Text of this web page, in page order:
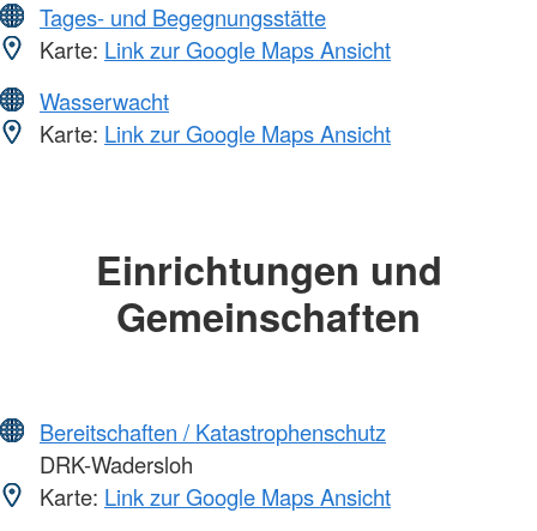
Tages- und Begegnungsstätte
Karte: Link zur Google Maps Ansicht
Wasserwacht
Karte: Link zur Google Maps Ansicht
Einrichtungen und
Gemeinschaften
Bereitschaften / Katastrophenschutz
DRK-Wadersloh
Karte: Link zur Google Maps Ansicht